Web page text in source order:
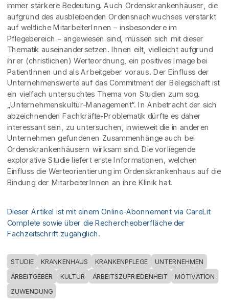
immer stärkere Bedeutung. Auch Ordenskrankenhäuser, die
aufgrund des ausbleibenden Ordensnachwuchses verstärkt
auf weltliche MitarbeiterInnen – insbesondere im
Pflegebereich – angewiesen sind, müssen sich mit dieser
Thematik auseinandersetzen. Ihnen eilt, vielleicht aufgrund
ihrer (christlichen) Werteordnung, ein positives Image bei
PatientInnen und als Arbeitgeber voraus. Der Einfluss der
Unternehmenswerte auf das Commitment der Belegschaft ist
ein vielfach untersuchtes Thema von Studien zum sog.
„Unternehmenskultur-Management“. In Anbetracht der sich
abzeichnenden Fachkräfte-Problematik dürfte es daher
interessant sein, zu untersuchen, inwieweit die in anderen
Unternehmen gefundenen Zusammenhänge auch bei
Ordenskrankenhäusern wirksam sind. Die vorliegende
explorative Studie liefert erste Informationen, welchen
Einfluss die Werteorientierung im Ordenskrankenhaus auf die
Bindung der MitarbeiterInnen an ihre Klinik hat.
Dieser Artikel ist mit einem Online-Abonnement via CareLit
Complete sowie über die Rechercheoberfläche der
Fachzeitschrift zugänglich.
STUDIE KRANKENHAUS KRANKENPFLEGE
UNTERNEHMEN
ARBEITGEBER
KULTUR ARBEITSZUFRIEDENHEIT MOTIVATION
ZUWENDUNG